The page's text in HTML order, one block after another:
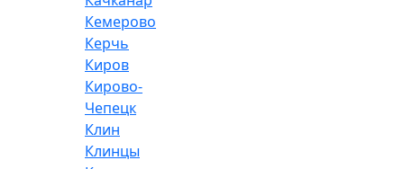
Кемерово
Керчь
Киров
Кирово-
Чепецк
Клин
Клинцы